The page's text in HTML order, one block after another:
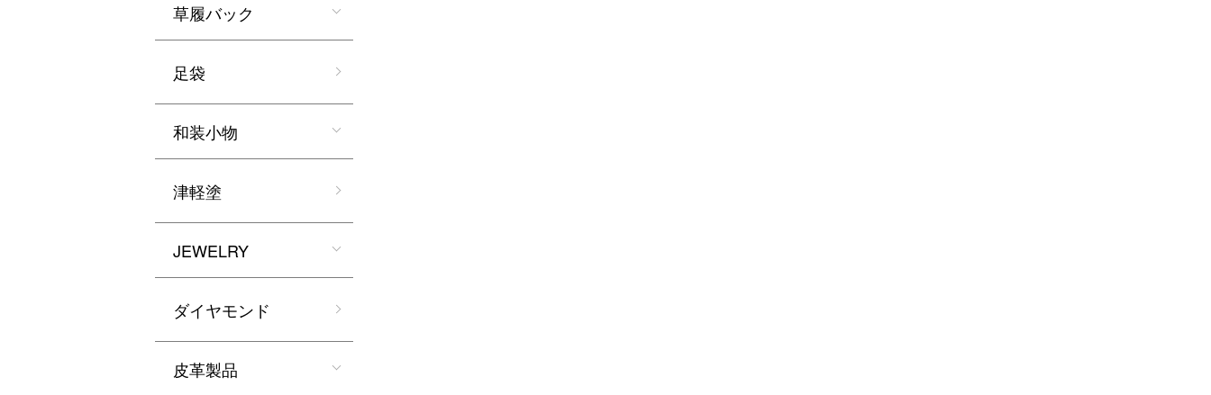
草履バック
足袋
和装小物
津軽塗
JEWELRY
ダイヤモンド
皮革製品